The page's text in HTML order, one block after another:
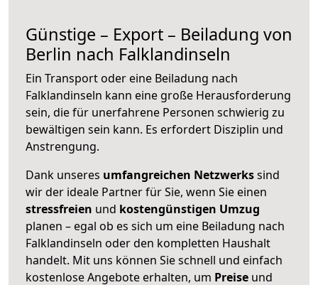
Günstige – Export – Beiladung von
Berlin nach Falklandinseln
Ein Transport oder eine Beiladung nach
Falklandinseln kann eine große Herausforderung
sein, die für unerfahrene Personen schwierig zu
bewältigen sein kann. Es erfordert Disziplin und
Anstrengung.
Dank unseres umfangreichen Netzwerkssind
wir der ideale Partner für Sie, wenn Sie einen
stressfreien und kostengünstigen Umzug
planen – egal ob es sich um eine Beiladung nach
Falklandinseln oder den kompletten Haushalt
handelt. Mit uns können Sie schnell und einfach
kostenlose Angebote erhalten, um Preise und